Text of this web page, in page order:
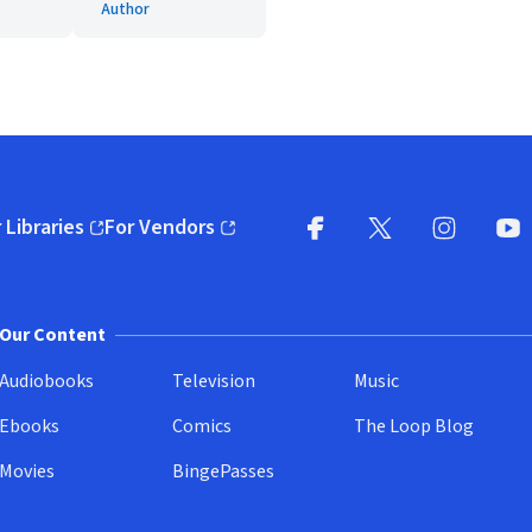
Author
Libraries
in new window)
For Vendors
(opens in new window)
Our Content
Audiobooks
Ebooks
Movies
Television
Comics
BingePasses
Music
The Loop Blog